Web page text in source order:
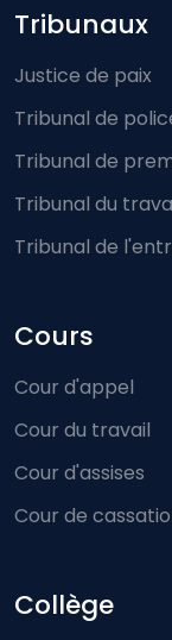
Tribunaux
Justice de paix
Tribunal de
Tribunal de
Tribunal du
Tribunal de
Cours
Cour d'appel
Cour du travail
Cour d'assises
Cour de
Collège